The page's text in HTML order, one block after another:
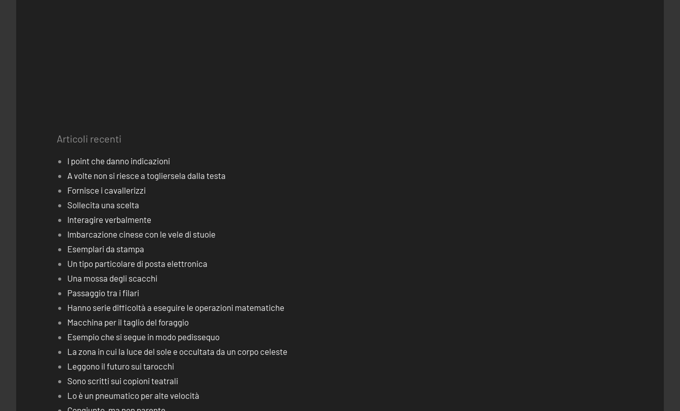
Articoli recenti
I point che danno indicazioni
A volte non si riesce a togliersela dalla testa
Fornisce i cavallerizzi
Sollecita una scelta
Interagire verbalmente
Imbarcazione cinese con le vele di stuoie
Esemplari da stampa
Un tipo particolare di posta elettronica
Una mossa degli scacchi
Passaggio tra i filari
Hanno serie difficoltà a eseguire le operazioni matematiche
Macchina per il taglio del foraggio
Esempio che si segue in modo pedissequo
La zona in cui la luce del sole e occultata da un corpo celeste
Leggono il futuro sui tarocchi
Sono scritti sui copioni teatrali
Lo è un pneumatico per alte velocità